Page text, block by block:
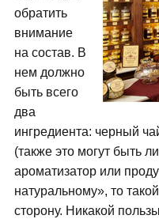
обратить
внимание
на состав. В
нем должно
быть всего
два
ингредиента: черный
(также это могут быть
ароматизатор или
натуральному», то
сторону. Никакой